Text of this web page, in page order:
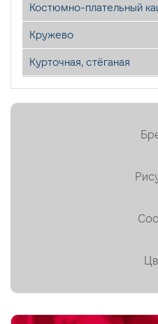
Костюмно-плательный
Кружево
Курточная, стёганая
Лён
Платки, палантины, шарфы